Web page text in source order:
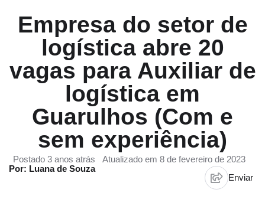
Empresa do setor de
logística abre 20
vagas para Auxiliar de
logística em
Guarulhos (Com e
sem experiência)
Postado 3 anos atrás
Atualizado em 8 de fevereiro de 2023
Por: Luana de Souza
Enviar